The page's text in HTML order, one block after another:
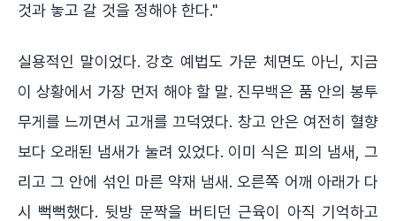
것과 놓고 갈 것을 정해야 한다."
실용적인 말이었다. 강호 예법도 가문 체면도 아닌, 지금
이 상황에서 가장 먼저 해야 할 말. 진무백은 품 안의 봉투
무게를 느끼면서 고개를 끄덕였다. 창고 안은 여전히 혈향
보다 오래된 냄새가 눌려 있었다. 이미 식은 피의 냄새, 그
리고 그 안에 섞인 마른 약재 냄새. 오른쪽 어깨 아래가 다
시 뻑뻑했다. 뒷방 문짝을 버티던 근육이 아직 기억하고